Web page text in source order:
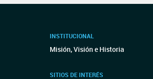
INSTITUCIONAL
Misión, Visión e Historia
SITIOS DE INTERÉS